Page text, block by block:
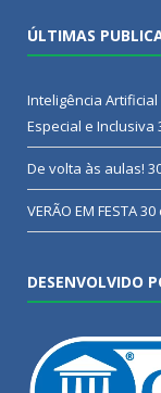
ÚLTIMAS
Inteligência
Especial e Inclusiva
De volta às aulas!
VERÃO EM FESTA30
DESENVOLVIDO